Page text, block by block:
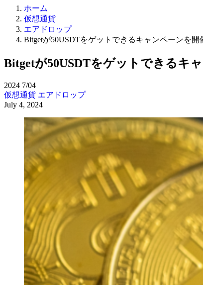
ホーム
仮想通貨
エアドロップ
Bitgetが50USDTをゲットできるキャンペーンを開
Bitgetが50USDTをゲットできるキ
2024 7/04
仮想通貨 エアドロップ
July 4, 2024